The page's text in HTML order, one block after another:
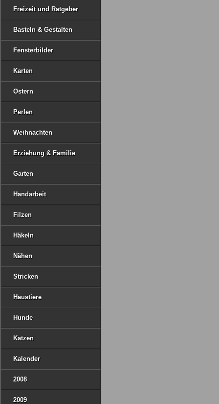
Freizeit und Ratgeber
Basteln & Gestalten
Fensterbilder
Karten
Ostern
Perlen
Weihnachten
Erziehung & Familie
Garten
Handarbeit
Filzen
Häkeln
Nähen
Stricken
Haustiere
Hunde
Katzen
Kalender
2008
2009